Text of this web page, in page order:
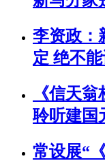
李资政：
定 绝不
《信天
聆听建国
常设展“